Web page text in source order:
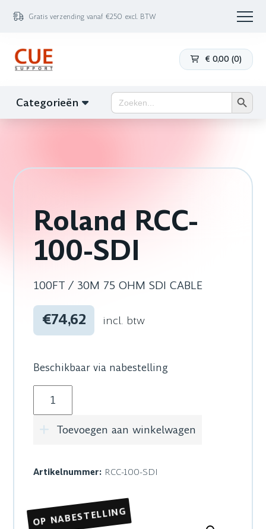
Gratis verzending vanaf €250 excl. BTW
€ 0,00 (0)
Categorieën Zoek
naar:
Roland RCC-
100-SDI
100FT / 30M 75 OHM SDI CABLE
€74,62 incl. btw
Beschikbaar via nabestelling
Roland RCC-100-SDI aantal
Toevoegen aan winkelwagen
Artikelnummer: RCC-100-SDI
OP NABESTELLING